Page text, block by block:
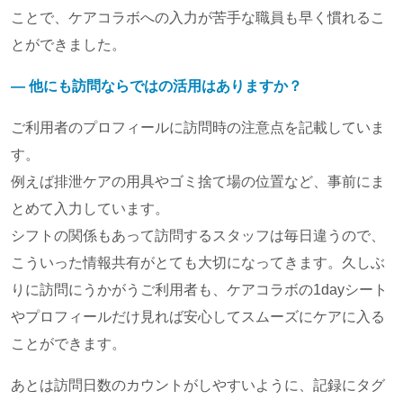
ことで、ケアコラボへの入力が苦手な職員も早く慣れるこ
とができました。
― 他にも訪問ならではの活用はありますか？
ご利用者のプロフィールに訪問時の注意点を記載していま
す。
例えば排泄ケアの用具やゴミ捨て場の位置など、事前にま
とめて入力しています。
シフトの関係もあって訪問するスタッフは毎日違うので、
こういった情報共有がとても大切になってきます。久しぶ
りに訪問にうかがうご利用者も、ケアコラボの1dayシート
やプロフィールだけ見れば安心してスムーズにケアに入る
ことができます。
あとは訪問日数のカウントがしやすいように、記録にタグ